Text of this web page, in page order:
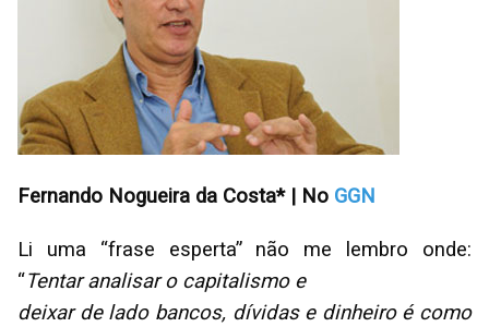
Fernando Nogueira da Costa* | No GGN
Li uma “frase esperta” não me lembro onde:
“Tentar analisar o capitalismo e
deixar de lado bancos, dívidas e dinheiro é como